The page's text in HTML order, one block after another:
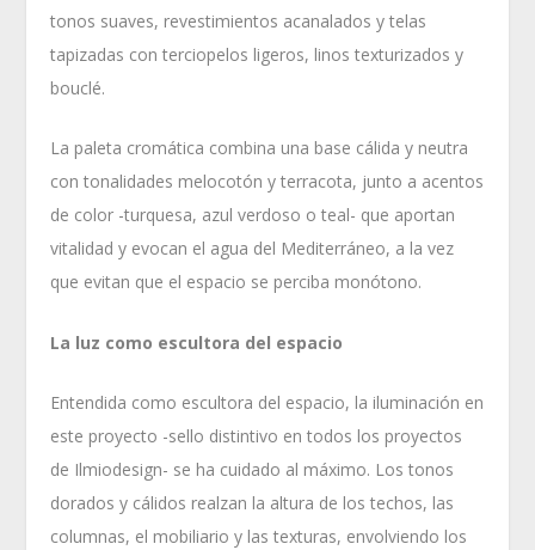
tonos suaves, revestimientos acanalados y telas
tapizadas con terciopelos ligeros, linos texturizados y
bouclé.
La paleta cromática combina una base cálida y neutra
con tonalidades melocotón y terracota, junto a acentos
de color -turquesa, azul verdoso o teal- que aportan
vitalidad y evocan el agua del Mediterráneo, a la vez
que evitan que el espacio se perciba monótono.
La luz como escultora del espacio
Entendida como escultora del espacio, la iluminación en
este proyecto -sello distintivo en todos los proyectos
de Ilmiodesign- se ha cuidado al máximo. Los tonos
dorados y cálidos realzan la altura de los techos, las
columnas, el mobiliario y las texturas, envolviendo los